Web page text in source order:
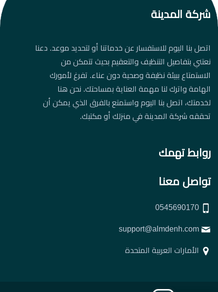
شركة المدينة
اتصل بنا اليوم للاستفسار عن خدماتنا أو لتحديد موعد. دعنا
نعتني بتفاصيل التنظيف والتعقيم بحيث تتمكن من
الاستمتاع ببيئة نظيفة وصحية دون عناء. تفرغ لأمورك
الهامة واترك لنا مهمة العناية بمساحتك. نحن هنا
لخدمتك، اتصل بنا اليوم واستمتع بالفرق الذي يمكن أن
تحققه شركة المدينة في منزلك أو مكتبك.
روابط تهمك
تواصل معنا
الأمارات العربية المتحدة